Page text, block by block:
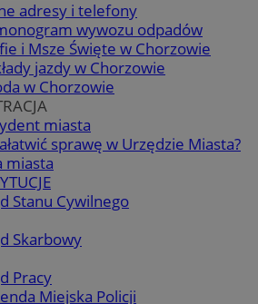
adresy i telefony
wywozu odpadów
i Msze Święte w Chorzowie
jazdy w Chorzowie
w Chorzowie
miasta
sprawę w Urzędzie Miasta?
miasta
Stanu Cywilnego
Skarbowy
Pracy
Miejska Policji